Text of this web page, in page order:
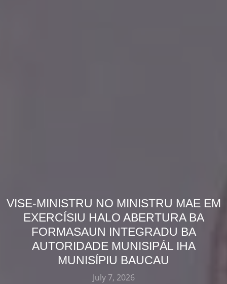
VISE-MINISTRU NO MINISTRU MAE EM
EXERCÍSIU HALO ABERTURA BA
FORMASAUN INTEGRADU BA
AUTORIDADE MUNISIPÁL IHA
MUNISÍPIU BAUCAU
July 7, 2026